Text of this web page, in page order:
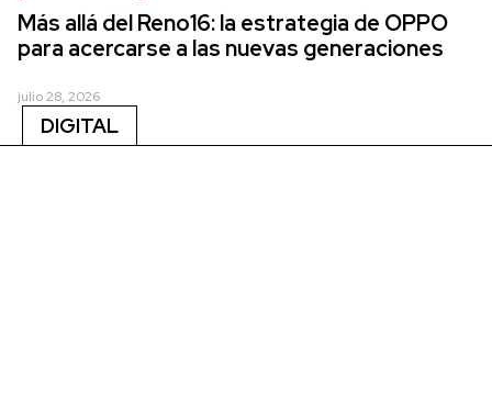
Más allá del Reno16: la estrategia de OPPO
para acercarse a las nuevas generaciones
julio 28, 2026
DIGITAL